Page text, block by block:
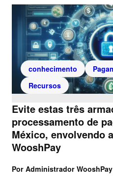
conhecimento
Recursos
Evite estas três
processamento de
México, envolvendo
WooshPay
Por Administrador WooshPay